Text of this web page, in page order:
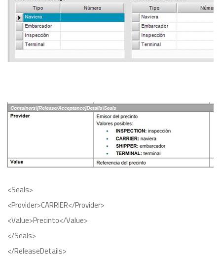
<Seals>
<Provider>CARRIER</Provider>
<Value>Precinto</Value>
</Seals>
</ReleaseDetails>